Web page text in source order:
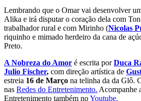
Lembrando que o Omar vai desenvolver
Alika e irá disputar o coração dela com
trabalhador rural e com Mirinho (Nicolas
riquinho e mimado herdeiro da cana de
Preto.
A Nobreza do Amor é escrita porDuca
Julio Fischer, com direção artística de
estreia 16 de Março na telinha da da Glô.
nas Redes do Entretenimento. Acompanhe
Entretenimento também noYoutube.